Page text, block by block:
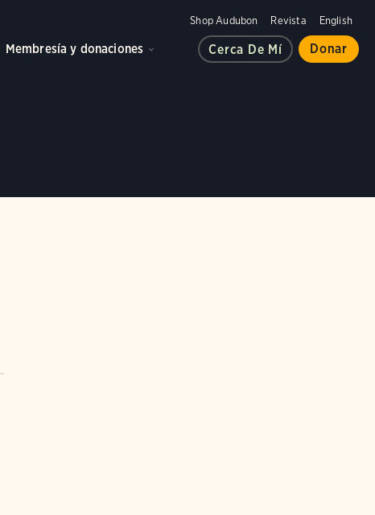
Shop Audubon Revista English
Membresía y donaciones Cerca De Mí Donar